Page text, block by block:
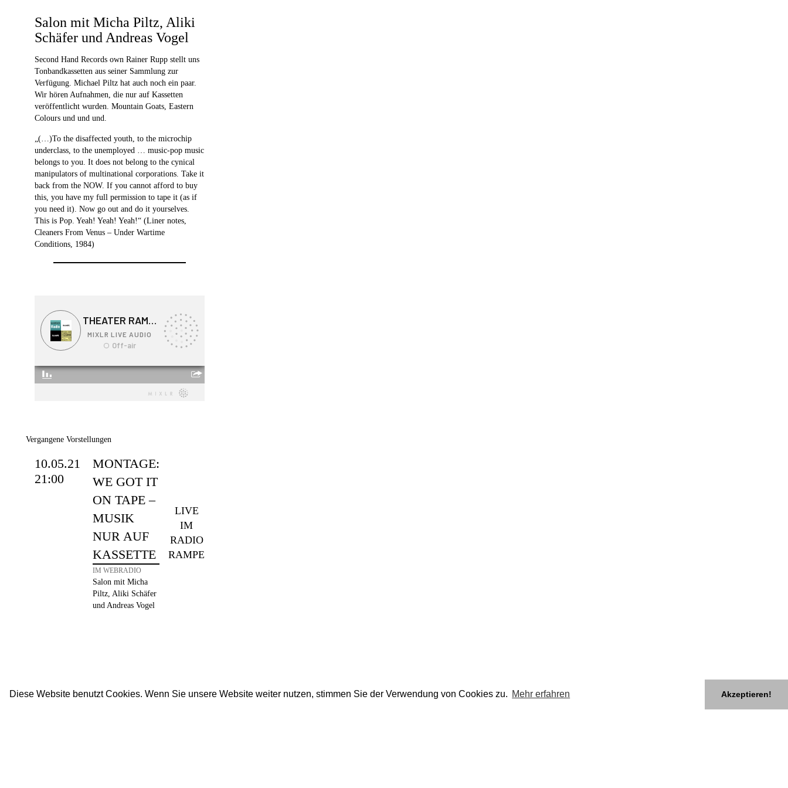
Diese Website benutzt Cookies. Wenn Sie unsere Website weiter nutzen, stimmen Sie der Verwendung von Cookies zu. Mehr erfahren Akzeptieren!
Salon mit Micha Piltz, Aliki
Schäfer und Andreas Vogel
Second Hand Records own Rainer Rupp stellt uns
Tonbandkassetten aus seiner Sammlung zur
Verfügung. Michael Piltz hat auch noch ein paar.
Wir hören Aufnahmen, die nur auf Kassetten
veröffentlicht wurden. Mountain Goats, Eastern
Colours und und und.
„(…)To the disaffected youth, to the microchip
underclass, to the unemployed … music-pop music
belongs to you. It does not belong to the cynical
manipulators of multinational corporations. Take it
back from the NOW. If you cannot afford to buy
this, you have my full permission to tape it (as if
you need it). Now go out and do it yourselves.
This is Pop. Yeah! Yeah! Yeah!“ (Liner notes,
Cleaners From Venus – Under Wartime
Conditions, 1984)
Vergangene Vorstellungen
10.05.21
21:00
MONTAGE:
WE GOT IT
ON TAPE –
MUSIK
NUR AUF
KASSETTE
IM WEBRADIO
Salon mit Micha
Piltz, Aliki Schäfer
und Andreas Vogel
LIVE
IM
RADIO
RAMPE